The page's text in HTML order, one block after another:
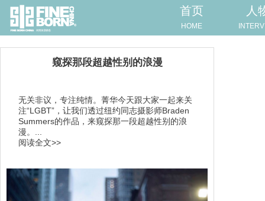
首页
HOME
人
窥探那段超越性别的浪漫
无关非议，专注纯情。菁华今天跟大家一起来关
注“LGBT”，让我们透过纽约同志摄影师Braden
Summers的作品，来窥探那一段超越性别的浪
漫。...
阅读全文>>